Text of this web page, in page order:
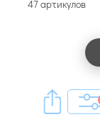
47 артикулов